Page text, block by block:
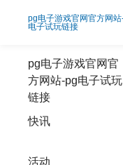
招聘精选问答-
pg电子游戏官网官方网站
电子试玩链接
pg电子游戏官网官
方网站-pg电子试玩
链接
快讯
活动